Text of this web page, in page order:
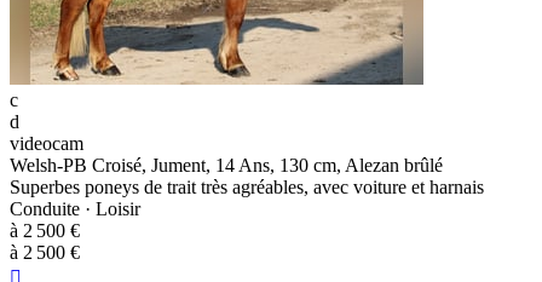
c
d
videocam
Welsh-PB Croisé, Jument, 14 Ans, 130 cm, Alezan brûlé
Superbes poneys de trait très agréables, avec voiture et harnais
Conduite · Loisir
à 2 500 €
à 2 500 €